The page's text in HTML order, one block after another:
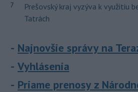
7
Prešovský kraj vyzýva k využitiu
Tatrách
Najnovšie správy na
Vyhlásenia
Priame prenosy z